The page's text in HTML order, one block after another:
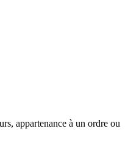
appartenance à un ordre ou